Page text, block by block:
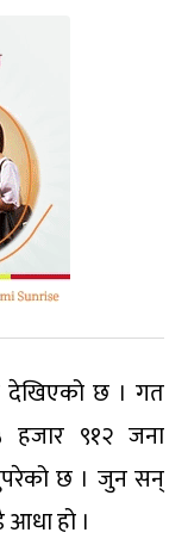
देखिएको छ । गत
हजार ९१२ जना
छ । जुन सन्
हो ।